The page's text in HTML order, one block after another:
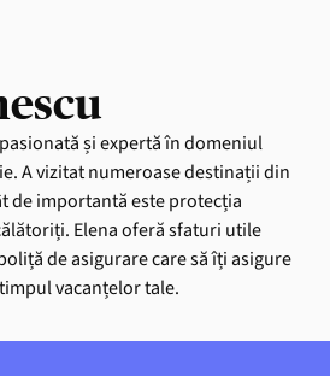
și expertă în domeniul
A vizitat numeroase destinații din
de importantă este protecția
Elena oferă sfaturi utile
de asigurare care să îți asigure
vacanțelor tale.